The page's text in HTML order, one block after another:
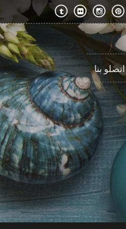
اتصلو بنا